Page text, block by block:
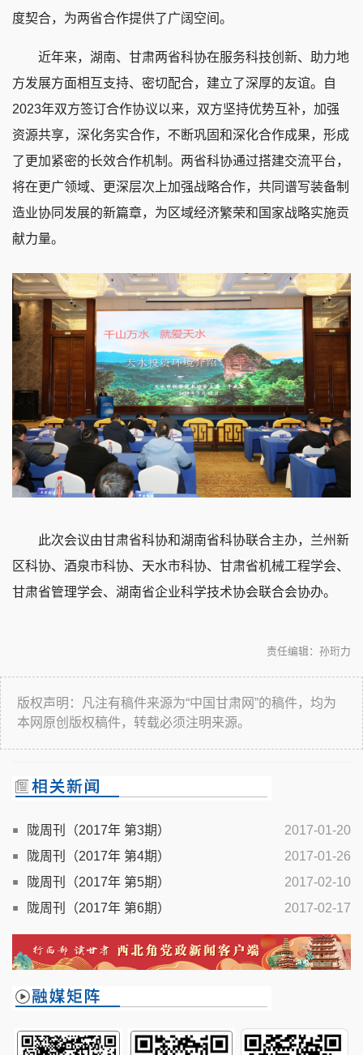
度契合，为两省合作提供了广阔空间。
近年来，湖南、甘肃两省科协在服务科技创新、助力地
方发展方面相互支持、密切配合，建立了深厚的友谊。自
2023年双方签订合作协议以来，双方坚持优势互补，加强
资源共享，深化务实合作，不断巩固和深化合作成果，形成
了更加紧密的长效合作机制。两省科协通过搭建交流平台，
将在更广领域、更深层次上加强战略合作，共同谱写装备制
造业协同发展的新篇章，为区域经济繁荣和国家战略实施贡
献力量。
此次会议由甘肃省科协和湖南省科协联合主办，兰州新
区科协、酒泉市科协、天水市科协、甘肃省机械工程学会、
甘肃省管理学会、湖南省企业科学技术协会联合会协办。
责任编辑：孙珩力
版权声明：凡注有稿件来源为“中国甘肃网”的稿件，均为
本网原创版权稿件，转载必须注明来源。
2017-01-20
陇周刊（2017年 第3期）
2017-01-26
陇周刊（2017年 第4期）
2017-02-10
陇周刊（2017年 第5期）
2017-02-17
陇周刊（2017年 第6期）